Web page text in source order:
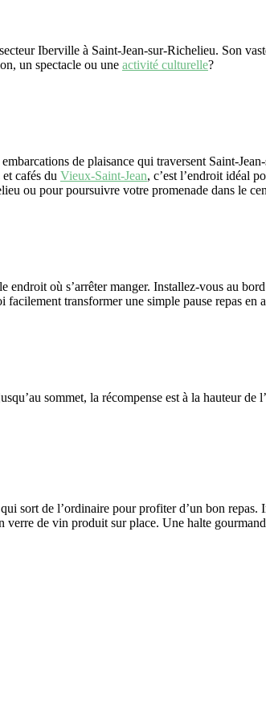
Iberville à Saint-Jean-sur-Richelieu. Son
un spectacle ou une activité culturelle?
de plaisance qui traversent Saint-
cafés du Vieux-Saint-Jean, c’est l’endroit idéal
ou pour poursuivre votre promenade dans le
endroit où s’arrêter manger. Installez-vous au
transformer une simple pause repas en
sommet, la récompense est à la hauteur
sort de l’ordinaire pour profiter d’un bon repas.
de vin produit sur place. Une halte